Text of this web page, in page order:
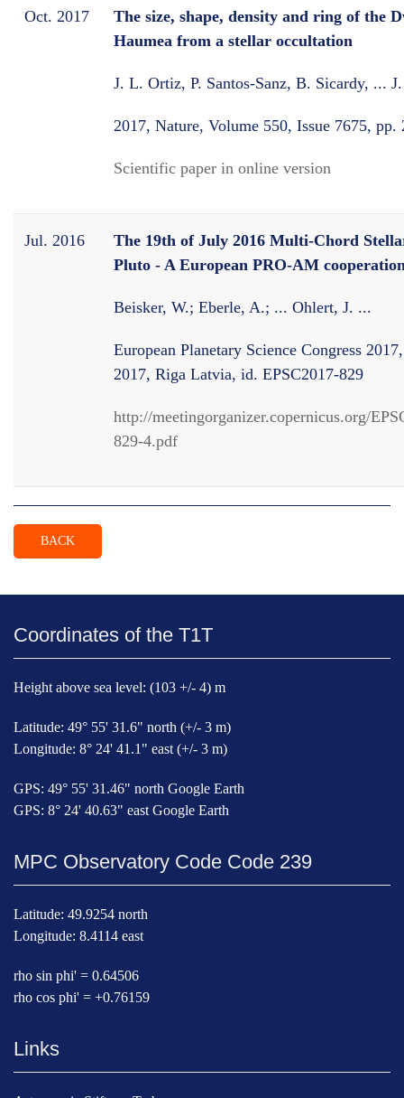
Oct. 2017
The size, shape, density and ring of the
Haumea from a stellar occultation
J. L. Ortiz, P. Santos-Sanz, B. Sicardy, ...
2017, Nature, Volume 550, Issue 7675, pp.
Scientific paper in online version
Jul. 2016
The 19th of July 2016 Multi-Chord
Pluto - A European PRO-AM
Beisker, W.; Eberle, A.; ... Ohlert, J. ...
European Planetary Science Congress
2017, Riga Latvia, id. EPSC2017-829
http://meetingorganizer.copernicus.org/
829-4.pdf
BACK
Coordinates of the T1T
Height above sea level: (103 +/- 4) m
Latitude: 49° 55' 31.6" north (+/- 3 m)
Longitude: 8° 24' 41.1" east (+/- 3 m)
GPS: 49° 55' 31.46" north Google Earth
GPS: 8° 24' 40.63" east Google Earth
MPC Observatory Code Code 239
Latitude: 49.9254 north
Longitude: 8.4114 east
rho sin phi' = 0.64506
rho cos phi' = +0.76159
Links